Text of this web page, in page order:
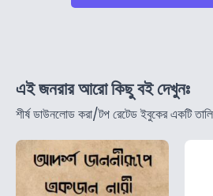
এই জনরার আরো কিছু বই দেখুনঃ
শীর্ষ ডাউনলোড করা/টপ রেটেড ইবুকের একটি